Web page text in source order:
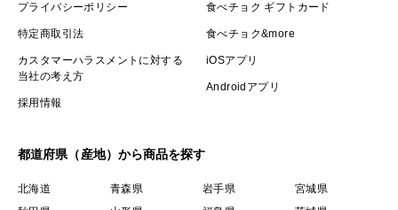
プライバシーポリシー
特定商取引法
カスタマーハラスメントに対する
当社の考え方
採用情報
食べチョク ギフトカード
食べチョク&more
iOSアプリ
Androidアプリ
都道府県（産地）から商品を探す
北海道 青森県 岩手県
宮城県